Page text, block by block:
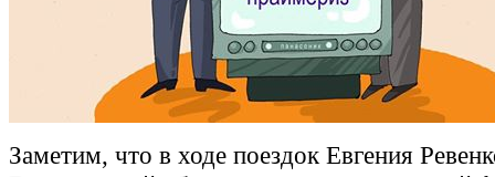
Заметим, что в ходе поездок Евгения